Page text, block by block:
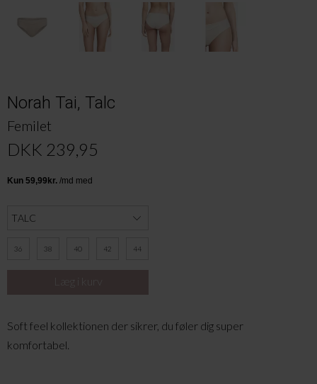
Norah Tai, Talc
Femilet
DKK 239,95
36 38 40 42 44
Soft feel kollektionen der sikrer, du føler dig super
komfortabel.